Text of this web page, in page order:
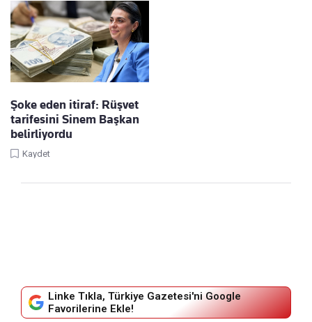
Şoke eden itiraf: Rüşvet
tarifesini Sinem Başkan
belirliyordu
Kaydet
Linke Tıkla, Türkiye Gazetesi'ni Google
Favorilerine Ekle!